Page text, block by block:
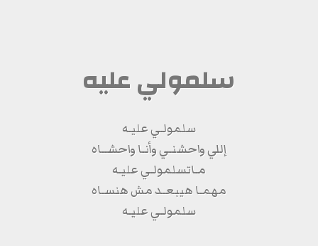
سلمولي عليه
سلمولـي عليـه
إللي واحشنـي وأنـا واحشــاه
مـاتسلمولـي عليـه
مهمـا هيبعـد مش هنسـاه
سلمولـي عليـه